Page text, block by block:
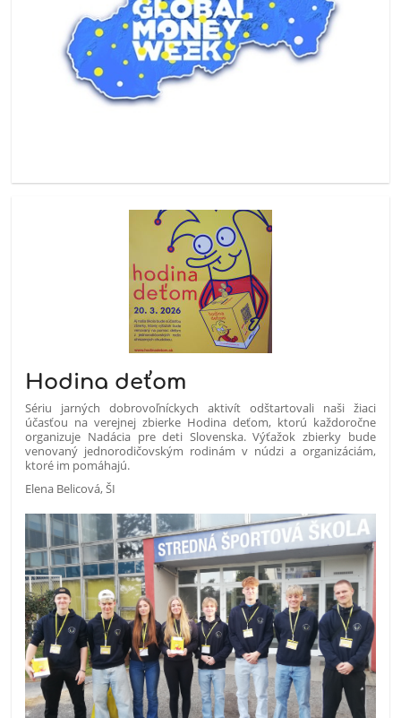
Hodina deťom
Sériu jarných dobrovoľníckych aktivít odštartovali naši žiaci
účasťou na verejnej zbierke Hodina deťom, ktorú každoročne
organizuje Nadácia pre deti Slovenska. Výťažok zbierky bude
venovaný jednorodičovským rodinám v núdzi a organizáciám,
ktoré im pomáhajú.
Elena Belicová, ŠI